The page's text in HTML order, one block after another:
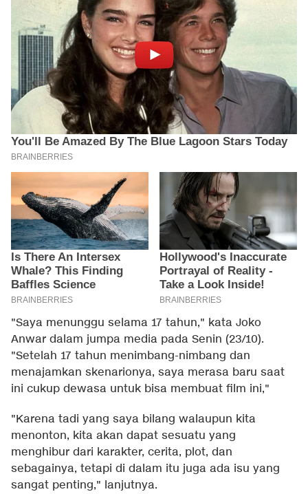
"Saya menunggu selama 17 tahun," kata Joko
Anwar dalam jumpa media pada Senin (23/10).
"Setelah 17 tahun menimbang-nimbang dan
menajamkan skenarionya, saya merasa baru saat
ini cukup dewasa untuk bisa membuat film ini,"
"Karena tadi yang saya bilang walaupun kita
menonton, kita akan dapat sesuatu yang
menghibur dari karakter, cerita, plot, dan
sebagainya, tetapi di dalam itu juga ada isu yang
sangat penting," lanjutnya.